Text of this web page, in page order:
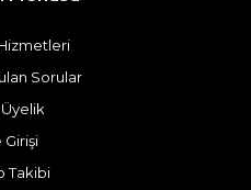
Sorular
Girişi
Takibi